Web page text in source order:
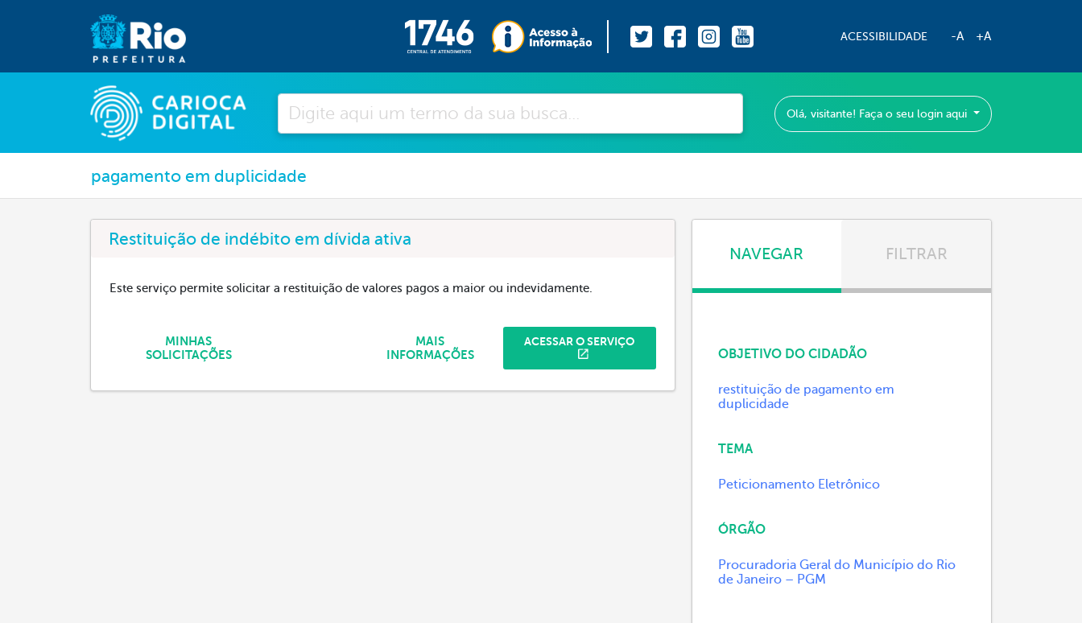
ACESSIBILIDADE -A +A
Pesquisar
Olá, visitante! Faça o seu login aqui
pagamento em duplicidade
Restituição de indébito em dívida ativa
Este serviço permite solicitar a restituição de valores pagos a maior ou indevidamente.
ACESSAR O SERVIÇO
MAIS
INFORMAÇÕES
MINHAS
SOLICITAÇÕES
NAVEGAR FILTRAR
OBJETIVO DO CIDADÃO
restituição de pagamento em
duplicidade
TEMA
Peticionamento Eletrônico
ÓRGÃO
Procuradoria Geral do Município do Rio
de Janeiro – PGM